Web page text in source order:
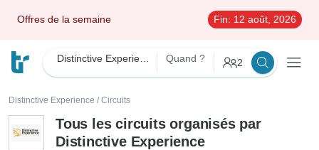
Offres de la semaine Fin: 12 août, 2026
Quand ? 2
Distinctive Experience / Circuits
Tous les circuits organisés par
Distinctive Experience